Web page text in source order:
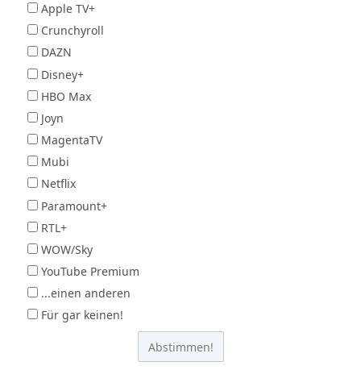
Apple TV+
Crunchyroll
DAZN
Disney+
HBO Max
Joyn
MagentaTV
Mubi
Netflix
Paramount+
RTL+
WOW/Sky
YouTube Premium
...einen anderen
Für gar keinen!